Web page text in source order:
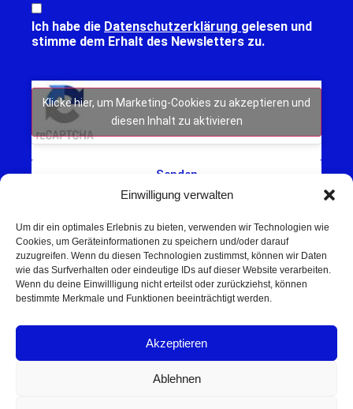
Einwilligung verwalten
Um dir ein optimales Erlebnis zu bieten, verwenden wir Technologien wie
Cookies, um Geräteinformationen zu speichern und/oder darauf
zuzugreifen. Wenn du diesen Technologien zustimmst, können wir Daten
wie das Surfverhalten oder eindeutige IDs auf dieser Website verarbeiten.
Wenn du deine Einwillligung nicht erteilst oder zurückziehst, können
bestimmte Merkmale und Funktionen beeinträchtigt werden.
Akzeptieren
Ablehnen
Schweinfurt NEWS – Aktuelle Nachrichten,
Umgebung.
Ich habe die Datenschutzerklärung gelesen und
stimme dem Erhalt des Newsletters zu.
Klicke hier, um Marketing-Cookies zu akzeptieren und
diesen Inhalt zu aktivieren
Senden